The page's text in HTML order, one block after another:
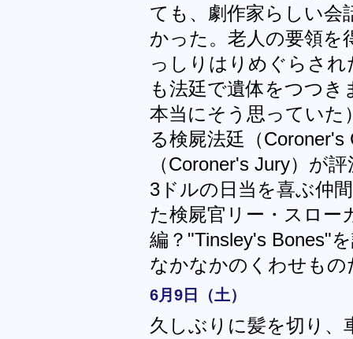
ても、劇作家らしい会
かった。老人の要領を
っしりはりめぐらさ
も法廷で遺体をつつ
本当にそう思っていた
る検屍法廷（
（Coroner's Jury）が
3ドルの日当を喜ぶ仲
た検屍官リー・スロー
編？"Tinsley's Bones"
なかなかのくわせもの
6月9日（土）
久しぶりに髪を切り、